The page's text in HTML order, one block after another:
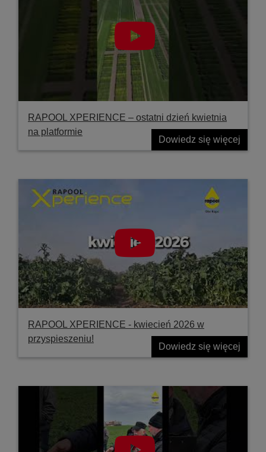
RAPOOL XPERIENCE – ostatni dzień kwietnia
na platformie
Dowiedz się więcej
RAPOOL XPERIENCE - kwiecień 2026 w
przyspieszeniu!
Dowiedz się więcej